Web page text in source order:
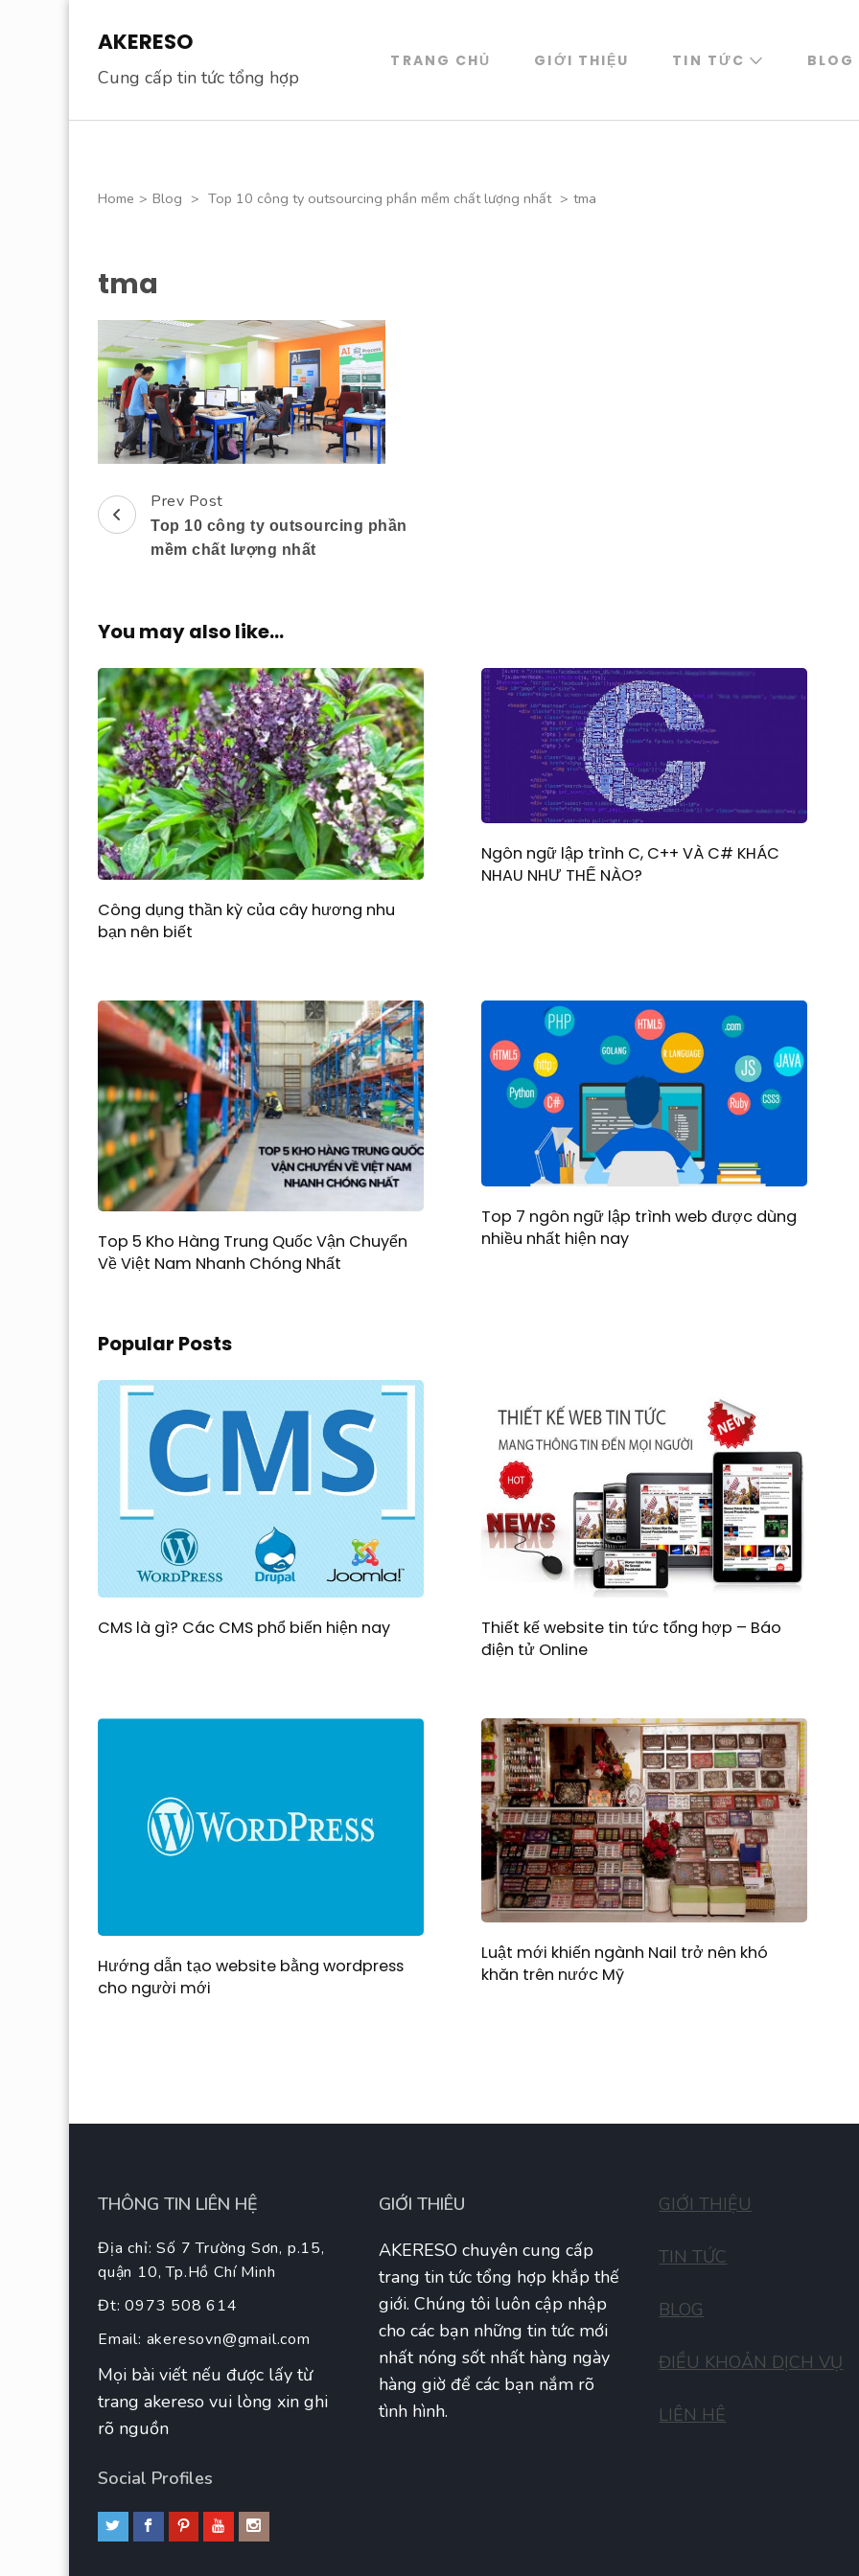
content
Enter)
AKERESO
Cung cấp tin tức tổng hợp
TRANG CHỦ GIỚI THIỆU TIN TỨC BLOG
Home > Blog > Top 10 công ty outsourcing phần mềm chất lượng nhất > tma
tma
Post
Navigation
Prev Post
Top 10 công ty outsourcing phần
mềm chất lượng nhất
You may also like...
Công dụng thần kỳ của cây hương nhu
bạn nên biết
Ngôn ngữ lập trình C, C++ VÀ C# KHÁC
NHAU NHƯ THẾ NÀO?
Top 5 Kho Hàng Trung Quốc Vận Chuyển
Về Việt Nam Nhanh Chóng Nhất
Top 7 ngôn ngữ lập trình web được dùng
nhiều nhất hiện nay
Popular Posts
CMS là gì? Các CMS phổ biến hiện nay
Thiết kế website tin tức tổng hợp – Báo
điện tử Online
Hướng dẫn tạo website bằng wordpress
cho người mới
Luật mới khiến ngành Nail trở nên khó
khăn trên nước Mỹ
THÔNG TIN LIÊN HỆ
Địa chỉ: Số 7 Trường Sơn, p.15,
quận 10, Tp.Hồ Chí Minh
Đt: 0973 508 614
Email: akeresovn@gmail.com
Mọi bài viết nếu được lấy từ
trang akereso vui lòng xin ghi
rõ nguồn
Social Profiles
GIỚI THIÊU
AKERESO chuyên cung cấp
trang tin tức tổng hợp khắp thế
giới. Chúng tôi luôn cập nhập
cho các bạn những tin tức mới
nhất nóng sốt nhất hàng ngày
hàng giờ để các bạn nắm rõ
tình hình.
GIỚI THIỆU
TIN TỨC
BLOG
ĐIỀU KHOẢN DỊCH VỤ
LIÊN HÊ